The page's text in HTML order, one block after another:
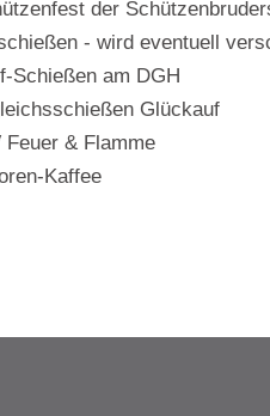
der
- wird eventuell
am DGH
Glückauf
& Flamme
Kaffee